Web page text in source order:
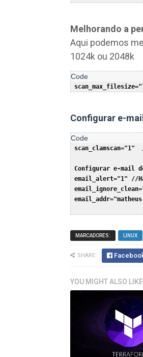
Melhorando a
Aqui podemos
1024k ou 2048k
Configurar e-mail
scan_clamscan="1"
Configurar e-mail
email_alert="1" //
MARCADORES: LINUX
SHARE:
YOU MIGHT ALSO LIKE